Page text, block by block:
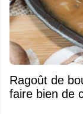
Ragoût de
faire bien de